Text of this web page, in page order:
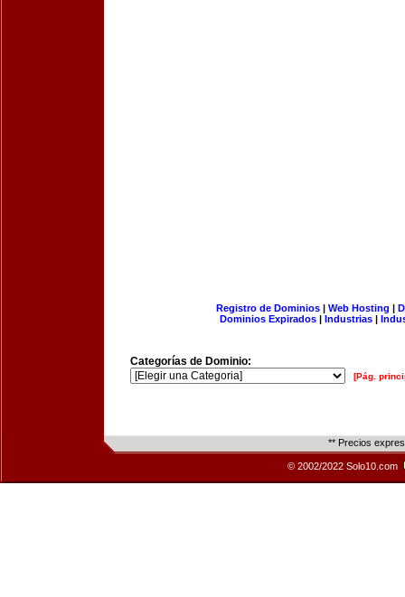
Registro de Dominios| Web Hosting |
Dominios Expirados | Industrias |
Categorías de Dominio:
[Pág.
** Precios
© 2002/2022 Solo10.com